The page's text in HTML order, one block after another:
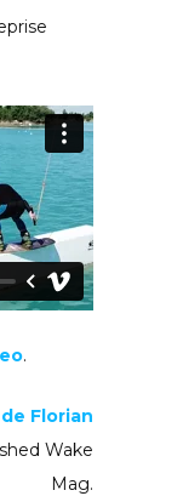
.
Florian
Wake
Mag.